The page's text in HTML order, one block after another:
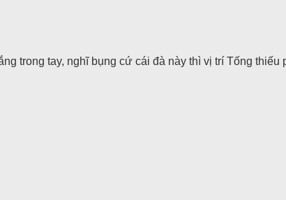
trong tay, nghĩ bụng cứ cái đà này thì vị trí Tống thiếu